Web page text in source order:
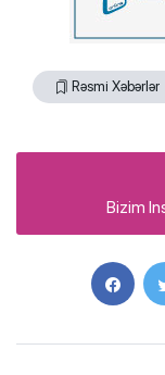
Rəsmi Xəbərlər
Bizim